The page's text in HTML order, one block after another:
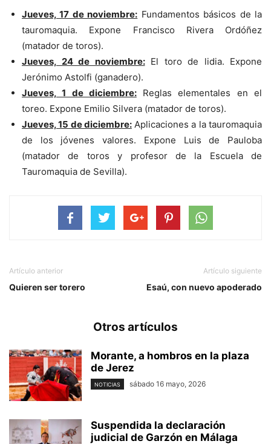
Jueves, 17 de noviembre: Fundamentos básicos de la
tauromaquia. Expone Francisco Rivera Ordóñez
(matador de toros).
Jueves, 24 de noviembre:El toro de lidia. Expone
Jerónimo Astolfi (ganadero).
Jueves, 1 de diciembre:Reglas elementales en el
toreo. Expone Emilio Silvera (matador de toros).
Jueves, 15 de diciembre:Aplicaciones a la tauromaquia
de los jóvenes valores. Expone Luis de Pauloba
(matador de toros y profesor de la Escuela de
Tauromaquia de Sevilla).
Artículo anterior
Quieren ser torero
Artículo siguiente
Esaú, con nuevo apoderado
Otros artículos
Morante, a hombros en la plaza
de Jerez
NOTICIAS sábado 16 mayo, 2026
Suspendida la declaración
judicial de Garzón en Málaga